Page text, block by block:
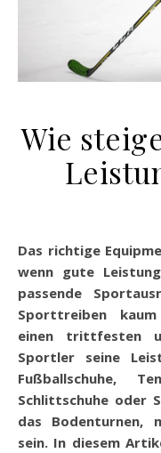
Wie
Das richtige Equipment ist beim Sport entscheidend,
wenn gute
passende
Sporttreiben
einen trittfesten
Sportler seine
Fußballschuhe,
Schlittschuhe oder
das Bodenturnen,
sein. In diesem